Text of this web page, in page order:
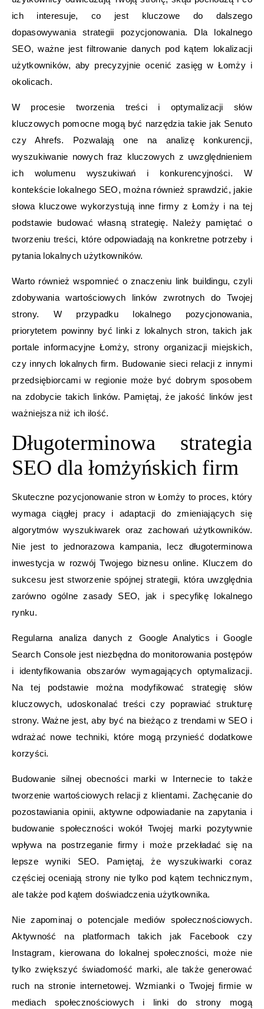
ich interesuje, co jest kluczowe do dalszego
dopasowywania strategii pozycjonowania. Dla lokalnego
SEO, ważne jest filtrowanie danych pod kątem lokalizacji
użytkowników, aby precyzyjnie ocenić zasięg w Łomży i
okolicach.
W procesie tworzenia treści i optymalizacji słów
kluczowych pomocne mogą być narzędzia takie jak Senuto
czy Ahrefs. Pozwalają one na analizę konkurencji,
wyszukiwanie nowych fraz kluczowych z uwzględnieniem
ich wolumenu wyszukiwań i konkurencyjności. W
kontekście lokalnego SEO, można również sprawdzić, jakie
słowa kluczowe wykorzystują inne firmy z Łomży i na tej
podstawie budować własną strategię. Należy pamiętać o
tworzeniu treści, które odpowiadają na konkretne potrzeby i
pytania lokalnych użytkowników.
Warto również wspomnieć o znaczeniu link buildingu, czyli
zdobywania wartościowych linków zwrotnych do Twojej
strony. W przypadku lokalnego pozycjonowania,
priorytetem powinny być linki z lokalnych stron, takich jak
portale informacyjne Łomży, strony organizacji miejskich,
czy innych lokalnych firm. Budowanie sieci relacji z innymi
przedsiębiorcami w regionie może być dobrym sposobem
na zdobycie takich linków. Pamiętaj, że jakość linków jest
ważniejsza niż ich ilość.
Długoterminowa strategia
SEO dla łomżyńskich firm
Skuteczne pozycjonowanie stron w Łomży to proces, który
wymaga ciągłej pracy i adaptacji do zmieniających się
algorytmów wyszukiwarek oraz zachowań użytkowników.
Nie jest to jednorazowa kampania, lecz długoterminowa
inwestycja w rozwój Twojego biznesu online. Kluczem do
sukcesu jest stworzenie spójnej strategii, która uwzględnia
zarówno ogólne zasady SEO, jak i specyfikę lokalnego
rynku.
Regularna analiza danych z Google Analytics i Google
Search Console jest niezbędna do monitorowania postępów
i identyfikowania obszarów wymagających optymalizacji.
Na tej podstawie można modyfikować strategię słów
kluczowych, udoskonalać treści czy poprawiać strukturę
strony. Ważne jest, aby być na bieżąco z trendami w SEO i
wdrażać nowe techniki, które mogą przynieść dodatkowe
korzyści.
Budowanie silnej obecności marki w Internecie to także
tworzenie wartościowych relacji z klientami. Zachęcanie do
pozostawiania opinii, aktywne odpowiadanie na zapytania i
budowanie społeczności wokół Twojej marki pozytywnie
wpływa na postrzeganie firmy i może przekładać się na
lepsze wyniki SEO. Pamiętaj, że wyszukiwarki coraz
częściej oceniają strony nie tylko pod kątem technicznym,
ale także pod kątem doświadczenia użytkownika.
Nie zapominaj o potencjale mediów społecznościowych.
Aktywność na platformach takich jak Facebook czy
Instagram, kierowana do lokalnej społeczności, może nie
tylko zwiększyć świadomość marki, ale także generować
ruch na stronie internetowej. Wzmianki o Twojej firmie w
mediach społecznościowych i linki do strony mogą